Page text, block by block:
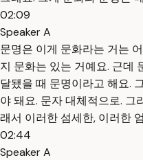
02:09
Speaker A
문명은 이게 문화라는 거는
지 문화는 있는 거예요. 근데
달됐을 때 문명이라고 해요.
야 돼요. 문자 대체적으로. 그
래서 이러한 섬세한, 이러한
02:44
Speaker A